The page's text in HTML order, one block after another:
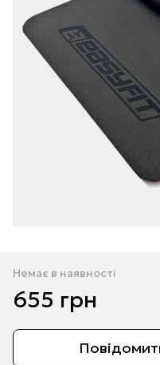
Немає в наявності
655 грн